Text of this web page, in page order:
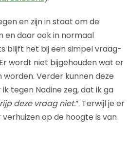
en zijn in staat om de
en daar ook in normaal
blijft het bij een simpel vraag-
wordt niet bijgehouden wat er
Verder kunnen deze
tegen Nadine zeg, dat ik ga
deze vraag niet.”. Terwijl je er
op de hoogte is van